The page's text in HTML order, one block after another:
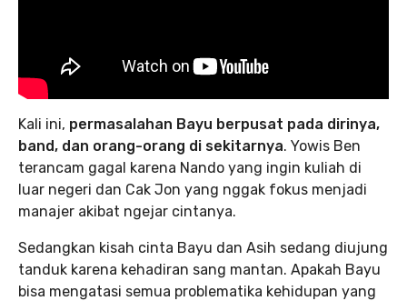
Kali ini, permasalahan Bayu berpusat pada dirinya,
band, dan orang-orang di sekitarnya. Yowis Ben
terancam gagal karena Nando yang ingin kuliah di
luar negeri dan Cak Jon yang nggak fokus menjadi
manajer akibat ngejar cintanya.
Sedangkan kisah cinta Bayu dan Asih sedang diujung
tanduk karena kehadiran sang mantan. Apakah Bayu
bisa mengatasi semua problematika kehidupan yang